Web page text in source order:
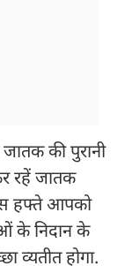
की पुरानी
रहें जातक
हफ्ते आपको
के निदान के
व्यतीत होगा.